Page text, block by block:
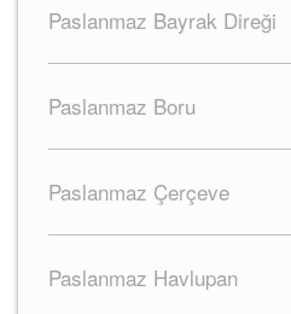
Paslanmaz Bayrak Direği
Paslanmaz Boru
Paslanmaz Çerçeve
Paslanmaz Havlupan